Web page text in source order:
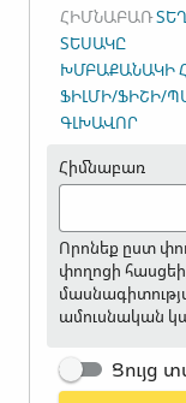
ՀԻՄՆԱԲԱՌ
ՏԵՍԱԿԸ
ԽՄԲԱՔԱՆԱԿԻ
ՖԻԼՄԻ/ՖԻՇԻ/
ԳԼԽԱՎՈՐ
Հիմնաբառ
Որոնեք ըստ
փողոցի
ամուսնական
Ցույց